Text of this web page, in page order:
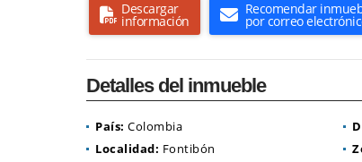
Descargar
información
Recomendar
por correo
Detalles del inmueble
País: Colombia
Localidad: Fontibón